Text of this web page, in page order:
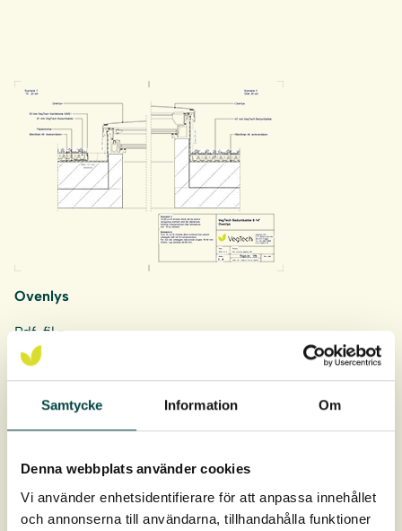
Samtycke Information Om
Denna webbplats använder cookies
Vi använder enhetsidentifierare för att anpassa innehållet
och annonserna till användarna, tillhandahålla funktioner
Ovenlys
Pdf-fil »
.dwg »